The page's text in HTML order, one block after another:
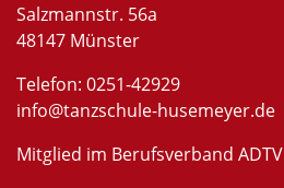
Salzmannstr. 56a
48147 Münster
Telefon: 0251-42929
info@tanzschule-husemeyer.de
Mitglied im Berufsverband ADTV